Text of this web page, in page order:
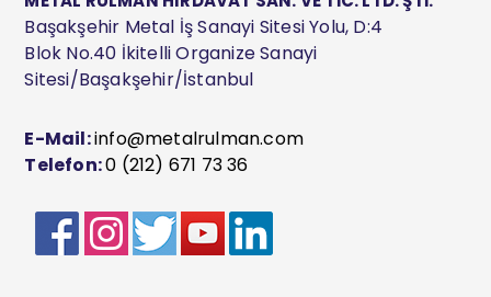
Başakşehir Metal İş Sanayi Sitesi Yolu, D:4
Blok No.40 İkitelli Organize Sanayi
Sitesi/Başakşehir/İstanbul
E-Mail:info@metalrulman.com
Telefon:0 (212) 671 73 36